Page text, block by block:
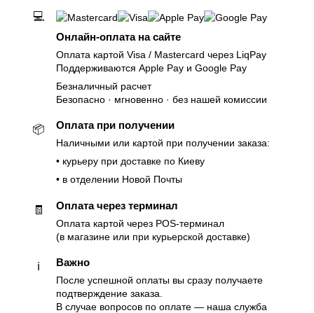
💻
Онлайн-оплата на сайте
Оплата картой Visa / Mastercard через LiqPay
Поддерживаются Apple Pay и Google Pay
Безналичный расчет
Безопасно · мгновенно · без нашей комиссии
📦 Оплата при получении
Наличными или картой при получении заказа:
• курьеру при доставке по Киеву
• в отделении Новой Почты
🧾 Оплата через терминал
Оплата картой через POS-терминал
(в магазине или при курьерской доставке)
ℹ️ Важно
После успешной оплаты вы сразу получаете
подтверждение заказа.
В случае вопросов по оплате — наша служба